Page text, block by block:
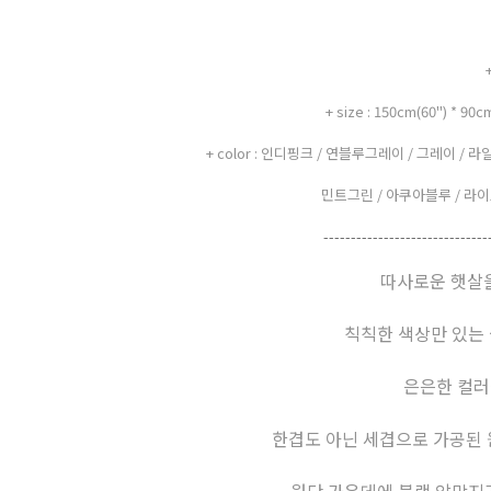
+ size : 150cm(60") *
+ color : 인디핑크 / 연블루그레이 / 그레이 / 라
민트그린 / 아쿠아블루 / 라
따사로운 햇
칙칙한 색상만 있
은은한 컬
한겹도 아닌 세겹으로 가공